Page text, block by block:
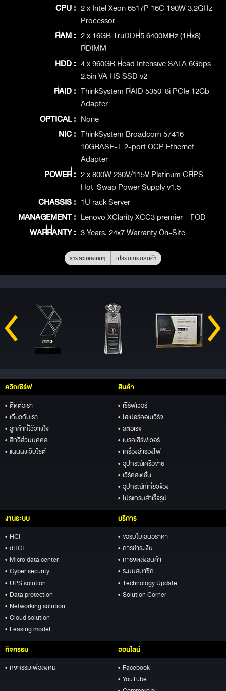
CPU : 2 x Intel Xeon 6517P 16C 190W 3.2GHz
Processor
RAM : 2 x 16GB TruDDR5 6400MHz (1Rx8)
RDIMM
HDD : 4 x 960GB Read Intensive SATA 6Gbps
2.5in VA HS SSD v2
RAID : ThinkSystem RAID 5350-8i PCIe 12Gb
Adapter
OPTICAL : None
NIC : ThinkSystem Broadcom 57416
10GBASE-T 2-port OCP Ethernet
Adapter
POWER : 2 x 800W 230V/115V Platinum CRPS
Hot-Swap Power Supply v1.5
CHASSIS : 1U rack Server
MANAGEMENT : Lenovo XClarity XCC3 premier - FOD
WARRANTY : 3 Years. 24x7 Warranty On-Site
รายละเอียดอื่นๆ เปรียบเทียบสินค้า
ควิกเซิร์ฟ
• ติดต่อเรา
• เกี่ยวกับเรา
• ลูกค้าที่ไว้วางใจ
• สิทธิส่วนบุคคล
• แผนผังเว็บไซต์
สินค้า
• เซิร์ฟเวอร์
• ไฮเปอร์คอนเวิร์จ
• สตอเรจ
• เบรคเซิร์ฟเวอร์
• เครื่องสำรองไฟ
• อุปกรณ์เครือข่าย
• เวิร์คสเตชั่น
• อุปกรณ์ที่เกี่ยวข้อง
• โปรแกรมสำเร็จรูป
งานระบบ
• HCI
• dHCI
• Micro data center
• Cyber security
• UPS solution
• Data protection
• Networking solution
• Cloud solution
• Leasing model
บริการ
• ขอรับใบเสนอราคา
• การชำระเงิน
• การจัดส่งสินค้า
• ระบบสมาชิก
• Technology Update
• Solution Corner
กิจกรรม
• กิจกรรมเพื่อสังคม
ออนไลน์
• Facebook
• YouTube